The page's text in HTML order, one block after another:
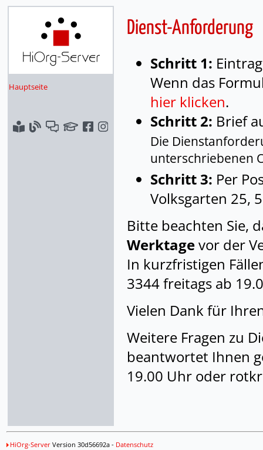
Hauptseite
Dienst-Anforderung
Schritt 1:
Wenn das
hier klicken.
Schritt 2: Brief
Die
unterschriebenen
Schritt 3: Per
Volksgarten 25,
Bitte beachten Sie,
Werktagevor der
In kurzfristigen
3344 freitags ab
Vielen Dank für
Weitere Fragen zu
beantwortet Ihnen
19.00 Uhr oder
HiOrg-ServerVersion 30d56692a - Datenschutz